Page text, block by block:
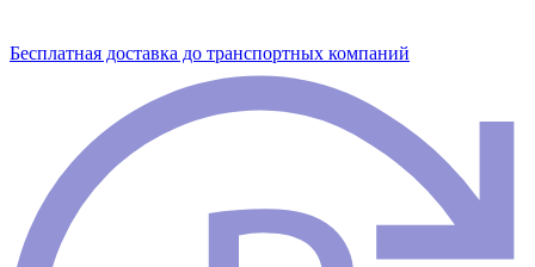
Бесплатная доставка до транспортных компаний